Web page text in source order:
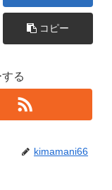
コピー
る
kimamani66